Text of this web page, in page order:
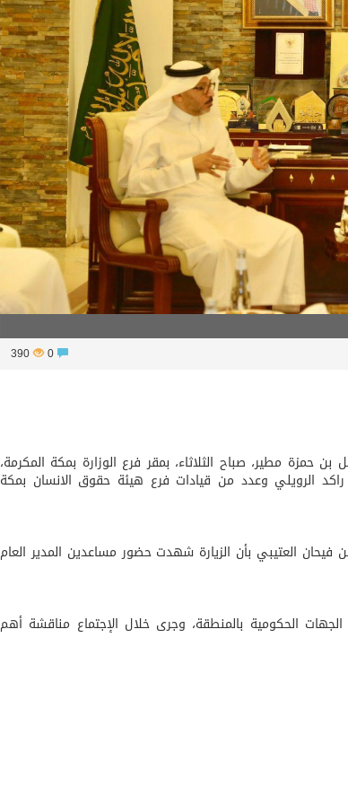
تأهيل 13 مدرسة في محافظتي لحج والضالع
390
حمزة مطير، صباح الثلاثاء، بمقر فرع الوزارة بمكة المكرمة،
الرويلي وعدد من قيادات فرع هيئة حقوق الانسان بمكة
العتيبي بأن الزيارة شهدت حضور مساعدين المدير العام
الجهات الحكومية بالمنطقة، وجرى خلال الإجتماع مناقشة أهم